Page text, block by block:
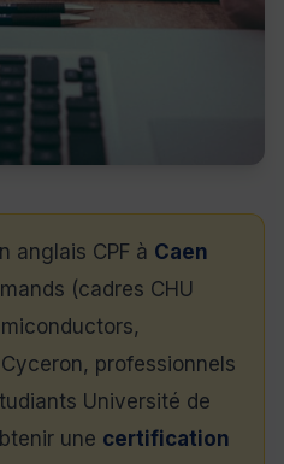
anglais CPF à Caen
(cadres CHU
professionnels
Université de
une certification